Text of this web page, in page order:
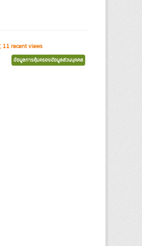
11 recent views
ข้อมูลการคุ้มครองข้อมูลส่วนบุคคล